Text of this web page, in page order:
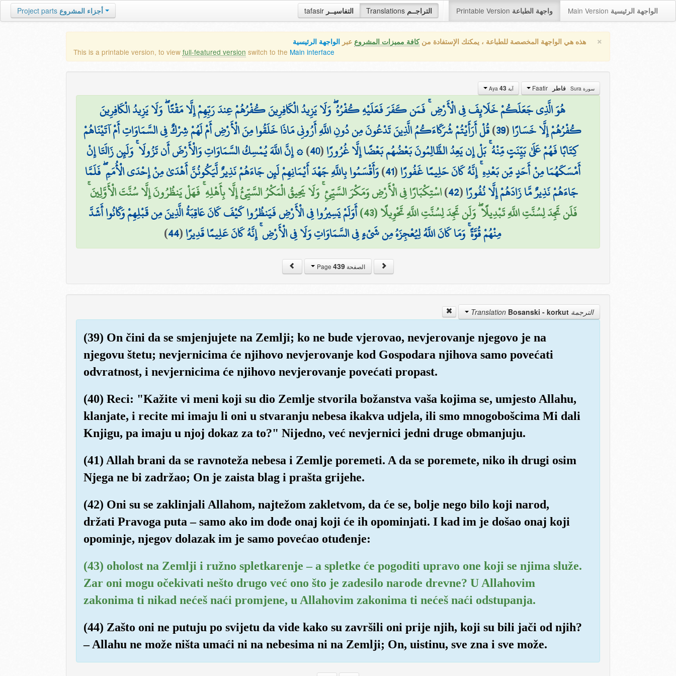
tafasir التفاسيــر Translations التراجــم Printable Version واجهة الطباعة Main Version الواجهة الرئيسية Project parts أجزاء المشروع
× هذه هي الواجهة المخصصة للطباعة ، يمكنك الإستفادة منكافة مميزات المشروع عبر الواجهة الرئيسية
This is a printable version, to view full-featured version switch to the Main interface
سورة Sura فاطر آية Aya 43
هُوَ الَّذِي جَعَلَكُمْ خَلَائِفَ فِي الْأَرْضِ ۚ فَمَن كَفَرَ فَعَلَيْهِ كُفْرُهُ ۖ وَلَا يَزِيدُ الْكَافِرِينَ كُفْرُهُمْ عِندَ رَبِّهِمْ إِلَّا مَقْتًا ۖ وَلَا يَزِيدُ الْكَافِرِينَ
كُفْرُهُمْ إِلَّا خَسَارًا(
39
)قُلْ أَرَأَيْتُمْ شُرَكَاءَكُمُ الَّذِينَ تَدْعُونَ مِن دُونِ اللَّهِ أَرُونِي مَاذَا خَلَقُوا مِنَ الْأَرْضِ أَمْ لَهُمْ شِرْكٌ فِي السَّمَاوَاتِ أَمْ آتَيْنَاهُمْ
كِتَابًا فَهُمْ عَلَىٰ بَيِّنَتٍ مِّنْهُ ۚ بَلْ إِن يَعِدُ الظَّالِمُونَ بَعْضُهُم بَعْضًا إِلَّا غُرُورًا(
40
)۞ إِنَّ اللَّهَ يُمْسِكُ السَّمَاوَاتِ وَالْأَرْضَ أَن تَزُولَا ۚ وَلَئِن زَالَتَا إِنْ
أَمْسَكَهُمَا مِنْ أَحَدٍ مِّن بَعْدِهِ ۚ إِنَّهُ كَانَ حَلِيمًا غَفُورًا(
41
)وَأَقْسَمُوا بِاللَّهِ جَهْدَ أَيْمَانِهِمْ لَئِن جَاءَهُمْ نَذِيرٌ لَّيَكُونُنَّ أَهْدَىٰ مِنْ إِحْدَى الْأُمَمِ ۖ فَلَمَّا
جَاءَهُمْ نَذِيرٌ مَّا زَادَهُمْ إِلَّا نُفُورًا(
42
)اسْتِكْبَارًا فِي الْأَرْضِ وَمَكْرَ السَّيِّئِ ۚ وَلَا يَحِيقُ الْمَكْرُ السَّيِّئُ إِلَّا بِأَهْلِهِ ۚ فَهَلْ يَنظُرُونَ إِلَّا سُنَّتَ الْأَوَّلِينَ ۚ
فَلَن تَجِدَ لِسُنَّتِ اللَّهِ تَبْدِيلًا ۖ وَلَن تَجِدَ لِسُنَّتِ اللَّهِ تَحْوِيلًا (43)
أَوَلَمْ يَسِيرُوا فِي الْأَرْضِ فَيَنظُرُوا كَيْفَ كَانَ عَاقِبَةُ الَّذِينَ مِن قَبْلِهِمْ وَكَانُوا أَشَدَّ
مِنْهُمْ قُوَّةً ۚ وَمَا كَانَ اللَّهُ لِيُعْجِزَهُ مِن شَيْءٍ فِي السَّمَاوَاتِ وَلَا فِي الْأَرْضِ ۚ إِنَّهُ كَانَ عَلِيمًا قَدِيرًا(
44
)
الصفحة Page439
الترجمة Translation Bosanski - korkut
(39) On čini da se smjenjujete na Zemlji; ko ne bude vjerovao, nevjerovanje njegovo je na
njegovu štetu; nevjernicima će njihovo nevjerovanje kod Gospodara njihova samo povećati
odvratnost, i nevjernicima će njihovo nevjerovanje povećati propast.
(40) Reci: "Kažite vi meni koji su dio Zemlje stvorila božanstva vaša kojima se, umjesto Allahu,
klanjate, i recite mi imaju li oni u stvaranju nebesa ikakva udjela, ili smo mnogobošcima Mi dali
Knjigu, pa imaju u njoj dokaz za to?" Nijedno, već nevjernici jedni druge obmanjuju.
(41) Allah brani da se ravnoteža nebesa i Zemlje poremeti. A da se poremete, niko ih drugi osim
Njega ne bi zadržao; On je zaista blag i prašta grijehe.
(42) Oni su se zaklinjali Allahom, najtežom zakletvom, da će se, bolje nego bilo koji narod,
držati Pravoga puta – samo ako im dođe onaj koji će ih opominjati. I kad im je došao onaj koji
opominje, njegov dolazak im je samo povećao otuđenje:
(43) oholost na Zemlji i ružno spletkarenje – a spletke će pogoditi upravo one koji se njima služe.
Zar oni mogu očekivati nešto drugo već ono što je zadesilo narode drevne? U Allahovim
zakonima ti nikad nećeš naći promjene, u Allahovim zakonima ti nećeš naći odstupanja.
(44) Zašto oni ne putuju po svijetu da vide kako su završili oni prije njih, koji su bili jači od njih?
– Allahu ne može ništa umaći ni na nebesima ni na Zemlji; On, uistinu, sve zna i sve može.